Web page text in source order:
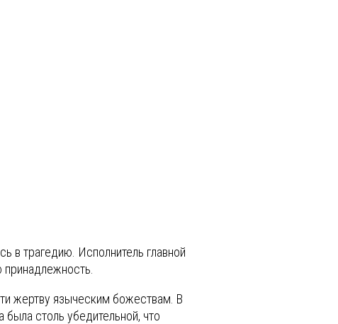
в трагедию. Исполнитель главной
жертву языческим божествам. В
столь убедительной, что